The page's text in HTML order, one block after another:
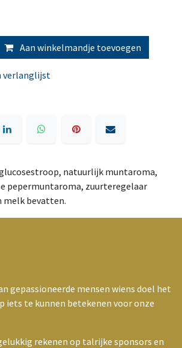
Aan winkelmandje toevoegen
verlanglijst
natuurlijk muntaroma,
pepermuntaroma, zuurteregelaar
bevatten.
gepassioneerde mensen wiens doel het
iets te kunnen betekenen voor onze
rekenen op talrijke sponsors en